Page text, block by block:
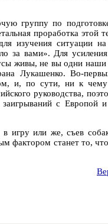
группу по
проработка этой
изучения ситуации
за вами». Для
живы, не вы одни наши
Лукашенко. Во-
и, по сути, ни к
руководства,
заигрываний с
в игру или же, съев
фактором станет то,